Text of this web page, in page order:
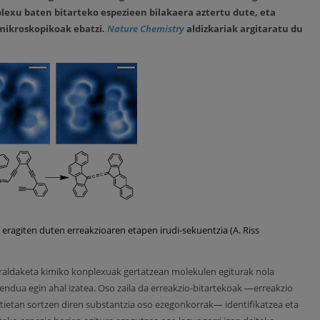
baten bitarteko espezieen bilakaera aztertu dute, eta
ebatzi. Nature Chemistryaldizkariak argitaratu du
duten erreakzioaren etapen irudi-sekuentzia (A. Riss
kimiko konplexuak gertatzean molekulen egiturak nola
egin ahal izatea. Oso zaila da erreakzio-bitartekoak —erreakzio
sortzen diren substantzia oso ezegonkorrak— identifikatzea eta